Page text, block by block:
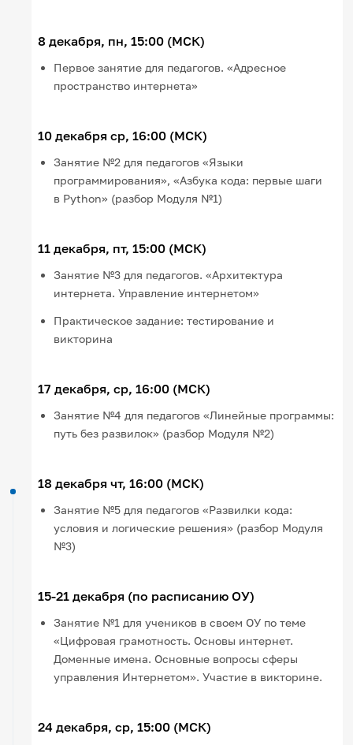
8 декабря, пн, 15:00 (МСК)
Первое занятие для педагогов. «Адресное
пространство интернета»
10 декабря ср, 16:00 (МСК)
Занятие №2 для педагогов «Языки
программирования», «Азбука кода: первые шаги
в Python» (разбор Модуля №1)
11 декабря, пт, 15:00 (МСК)
Занятие №3 для педагогов. «Архитектура
интернета. Управление интернетом»
Практическое задание: тестирование и
викторина
17 декабря, ср, 16:00 (МСК)
Занятие №4 для педагогов «Линейные программы:
путь без развилок» (разбор Модуля №2)
18 декабря чт, 16:00 (МСК)
Занятие №5 для педагогов «Развилки кода:
условия и логические решения» (разбор Модуля
№3)
15-21 декабря (по расписанию ОУ)
Занятие №1 для учеников в своем ОУ по теме
«Цифровая грамотность. Основы интернет.
Доменные имена. Основные вопросы сферы
управления Интернетом». Участие в викторине.
24 декабря, ср, 15:00 (МСК)